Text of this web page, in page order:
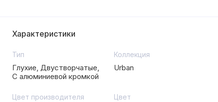
Характеристики
Тип
Глухие, Двустворчатые,
С алюминиевой кромкой
Коллекция
Urban
Цвет производителя Цвет